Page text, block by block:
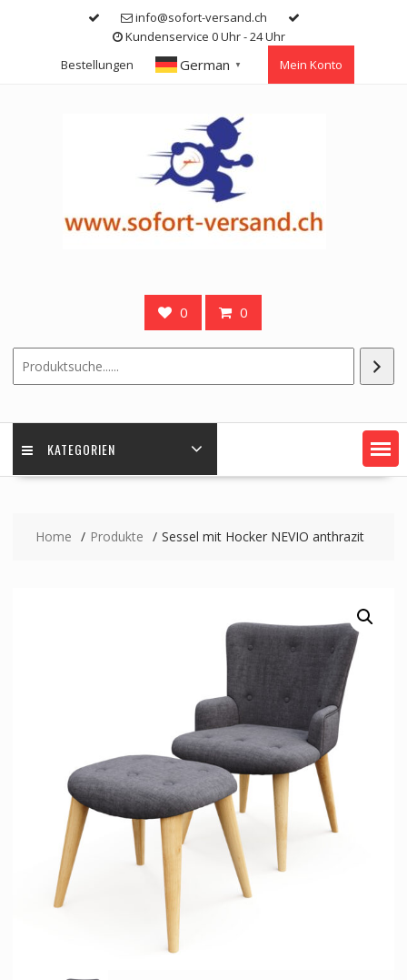
info@sofort-versand.ch
Kundenservice 0 Uhr - 24 Uhr
Bestellungen
German ▼ Mein Konto
0 0
KATEGORIEN
Home Produkte Sessel mit Hocker NEVIO anthrazit